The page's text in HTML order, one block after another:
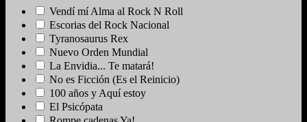
Vendí mí Alma al Rock N Roll
Escorias del Rock Nacional
Tyranosaurus Rex
Nuevo Orden Mundial
La Envidia... Te matará!
No es Ficción (Es el Reinicio)
100 años y Aquí estoy
El Psicópata